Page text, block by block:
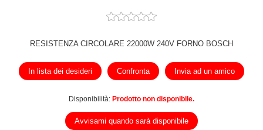
RESISTENZA CIRCOLARE 22000W 240V FORNO BOSCH
In lista dei desideri Confronta Invia ad un amico
Disponibilità: Prodotto non disponibile.
Avvisami quando sarà disponibile